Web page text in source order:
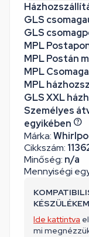
Márka:
Cikkszám:
Minőség: n/a
Mennyiségi
GLS
GLS
MPL
MPL Postán
MPL
MPL
GLS XXL
Személyes
egyikében
Ide kattintva
mi